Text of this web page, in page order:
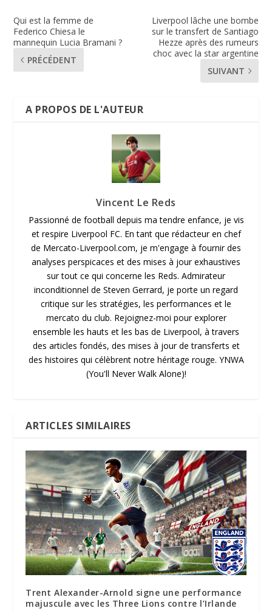
Qui est la femme de
Federico Chiesa le
mannequin Lucia Bramani ?
PRÉCÉDENT
Liverpool lâche une bombe
sur le transfert de Santiago
Hezze après des rumeurs
choc avec la star argentine
SUIVANT
A PROPOS DE L'AUTEUR
Vincent Le Reds
Passionné de football depuis ma tendre enfance, je vis
et respire Liverpool FC. En tant que rédacteur en chef
de Mercato-Liverpool.com, je m'engage à fournir des
analyses perspicaces et des mises à jour exhaustives
sur tout ce qui concerne les Reds. Admirateur
inconditionnel de Steven Gerrard, je porte un regard
critique sur les stratégies, les performances et le
mercato du club. Rejoignez-moi pour explorer
ensemble les hauts et les bas de Liverpool, à travers
des articles fondés, des mises à jour de transferts et
des histoires qui célèbrent notre héritage rouge. YNWA
(You'll Never Walk Alone)!
ARTICLES SIMILAIRES
Trent Alexander-Arnold signe une performance
majuscule avec les Three Lions contre l’Irlande